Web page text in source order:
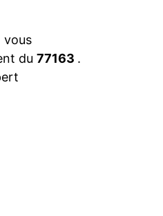
vous
du 77163 .